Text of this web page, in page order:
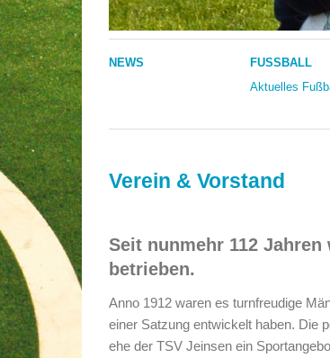
NEWS
FUSSBALL
Aktuelles
Verein & Vorstand
Seit nunmehr 112
betrieben.
Anno 1912 waren es turnfreudige
einer Satzung entwickelt haben. Die
ehe der TSV Jeinsen ein